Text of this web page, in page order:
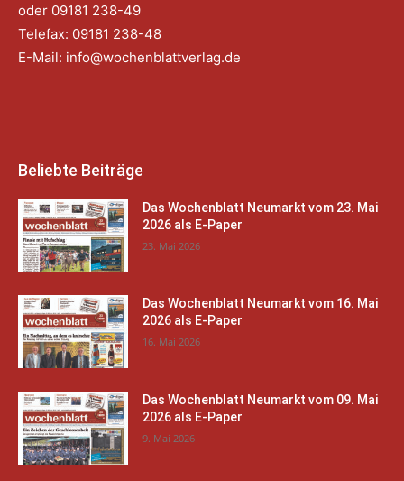
oder 09181 238-49
Telefax: 09181 238-48
E-Mail: info@wochenblattverlag.de
Beliebte Beiträge
Das Wochenblatt Neumarkt vom 23. Mai
2026 als E-Paper
23. Mai 2026
Das Wochenblatt Neumarkt vom 16. Mai
2026 als E-Paper
16. Mai 2026
Das Wochenblatt Neumarkt vom 09. Mai
2026 als E-Paper
9. Mai 2026